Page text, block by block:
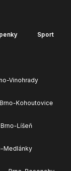
Sport
Vinohrady
Brno-Kohoutovice
Brno-Líšeň
Medlánky